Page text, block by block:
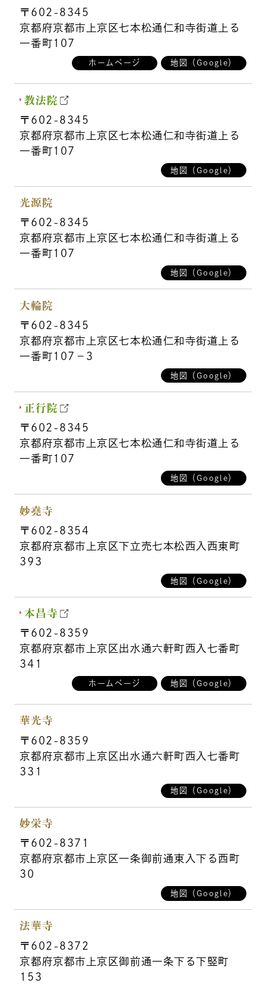
〒602-8345
京都府京都市上京区七本松通仁和寺街道上る
一番町107
地図（Google）
ホームページ
教法院
〒602-8345
京都府京都市上京区七本松通仁和寺街道上る
一番町107
地図（Google）
光源院
〒602-8345
京都府京都市上京区七本松通仁和寺街道上る
一番町107
地図（Google）
大輪院
〒602-8345
京都府京都市上京区七本松通仁和寺街道上る
一番町107－3
地図（Google）
正行院
〒602-8345
京都府京都市上京区七本松通仁和寺街道上る
一番町107
地図（Google）
妙堯寺
〒602-8354
京都府京都市上京区下立売七本松西入西東町
393
地図（Google）
本昌寺
〒602-8359
京都府京都市上京区出水通六軒町西入七番町
341
地図（Google）
ホームページ
華光寺
〒602-8359
京都府京都市上京区出水通六軒町西入七番町
331
地図（Google）
妙栄寺
〒602-8371
京都府京都市上京区一条御前通東入下る西町
30
地図（Google）
法華寺
〒602-8372
京都府京都市上京区御前通一条下る下竪町
153